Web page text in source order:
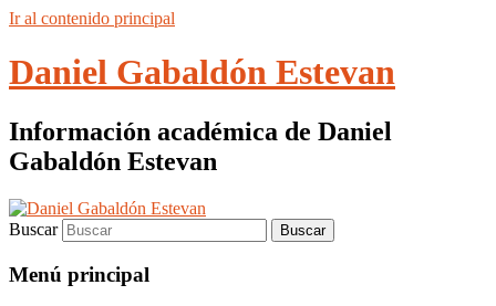
Ir al contenido principal
Daniel Gabaldón Estevan
Información académica de Daniel
Gabaldón Estevan
Buscar
Menú principal